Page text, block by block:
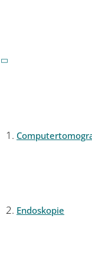
Endoskopie